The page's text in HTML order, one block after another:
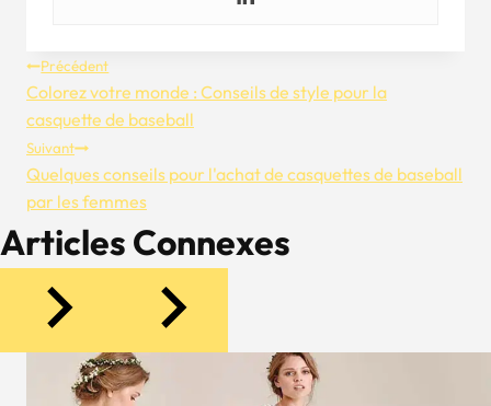
Navigation
De
L’article
Précédent
Colorez votre monde : Conseils de style pour la
casquette de baseball
Suivant
Quelques conseils pour l'achat de casquettes de baseball
par les femmes
Articles Connexes